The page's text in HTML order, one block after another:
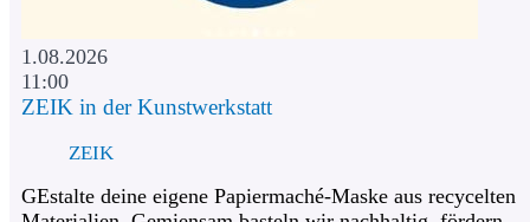
1.08.2026
11:00
ZEIK in der Kunstwerkstatt
ZEIK
GEstalte deine eigene Papiermaché-Maske aus recycelten